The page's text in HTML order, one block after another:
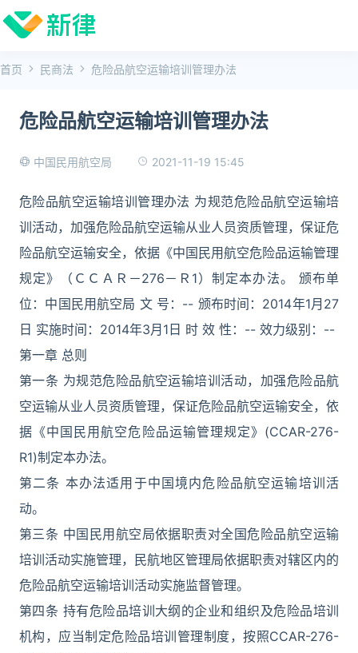
首页 民商法 危险品航空运输培训管理办法
危险品航空运输培训管理办法
中国民用航空局 2021-11-19 15:45
危险品航空运输培训管理办法 为规范危险品航空运输培
训活动，加强危险品航空运输从业人员资质管理，保证危
险品航空运输安全，依据《中国民用航空危险品运输管理
规定》（ＣＣＡＲ－276－Ｒ1）制定本办法。 颁布单
位：中国民用航空局 文 号：-- 颁布时间：2014年1月27
日 实施时间：2014年3月1日 时 效 性：-- 效力级别：--
第一章 总则
第一条 为规范危险品航空运输培训活动，加强危险品航
空运输从业人员资质管理，保证危险品航空运输安全，依
据《中国民用航空危险品运输管理规定》(CCAR-276-
R1)制定本办法。
第二条 本办法适用于中国境内危险品航空运输培训活
动。
第三条 中国民用航空局依据职责对全国危险品航空运输
培训活动实施管理，民航地区管理局依据职责对辖区内的
危险品航空运输培训活动实施监督管理。
第四条 持有危险品培训大纲的企业和组织及危险品培训
机构，应当制定危险品培训管理制度，按照CCAR-276-